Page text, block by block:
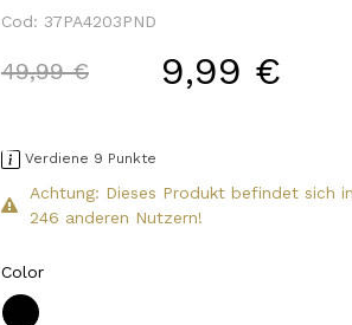
Cod: 37PA4203PND
Price reduced from
49,99 €to 9,99 €
Verdiene 9 Punkte
Achtung: Dieses Produkt befindet sich
246 anderen Nutzern!
Color